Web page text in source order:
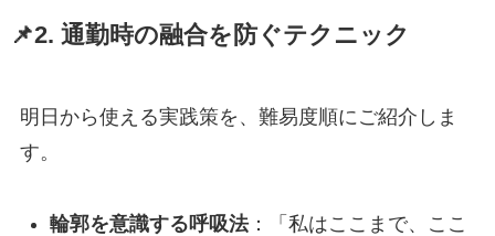
📌2. 通勤時の融合を防ぐテクニック
明日から使える実践策を、難易度順にご紹介しま
す。
輪郭を意識する呼吸法：「私はここまで、ここ